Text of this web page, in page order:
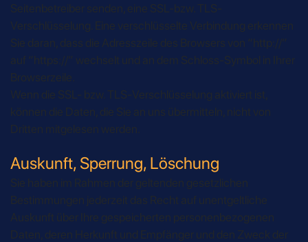
Seitenbetreiber senden, eine SSL-bzw. TLS-
Verschlüsselung. Eine verschlüsselte Verbindung erkennen
Sie daran, dass die Adresszeile des Browsers von “http://”
auf “https://” wechselt und an dem Schloss-Symbol in Ihrer
Browserzeile.
Wenn die SSL- bzw. TLS-Verschlüsselung aktiviert ist,
können die Daten, die Sie an uns übermitteln, nicht von
Dritten mitgelesen werden.
Auskunft, Sperrung, Löschung
Sie haben im Rahmen der geltenden gesetzlichen
Bestimmungen jederzeit das Recht auf unentgeltliche
Auskunft über Ihre gespeicherten personenbezogenen
Daten, deren Herkunft und Empfänger und den Zweck der